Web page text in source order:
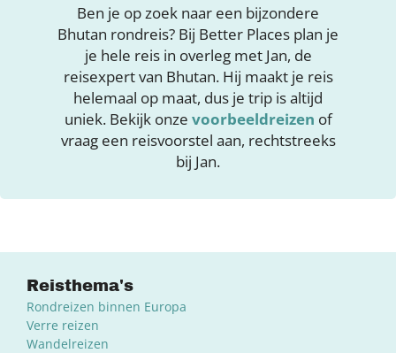
Ben je op zoek naar een bijzondere
Bhutan rondreis? Bij Better Places plan je
je hele reis in overleg met Jan, de
reisexpert van Bhutan. Hij maakt je reis
helemaal op maat, dus je trip is altijd
uniek. Bekijk onze voorbeeldreizen of
vraag een reisvoorstel aan, rechtstreeks
bij Jan.
Reisthema's
Rondreizen binnen Europa
Verre reizen
Wandelreizen